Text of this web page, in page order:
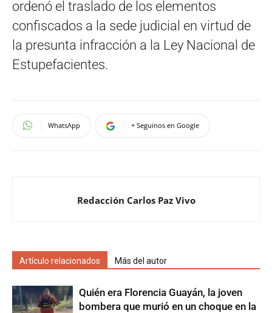
ordenó el traslado de los elementos
confiscados a la sede judicial en virtud de
la presunta infracción a la Ley Nacional de
Estupefacientes.
WhatsApp + Seguinos en Google
Redacción Carlos Paz Vivo
Artículo relacionados Más del autor
Quién era Florencia Guayán, la joven
bombera que murió en un choque en la